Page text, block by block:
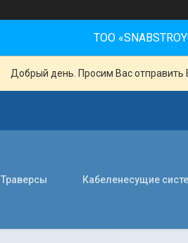
ТОО
Добрый день. Просим Вас отправить
Траверсы Кабеленесущие